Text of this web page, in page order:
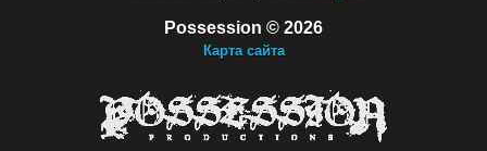
Possession © 2026
Карта сайта